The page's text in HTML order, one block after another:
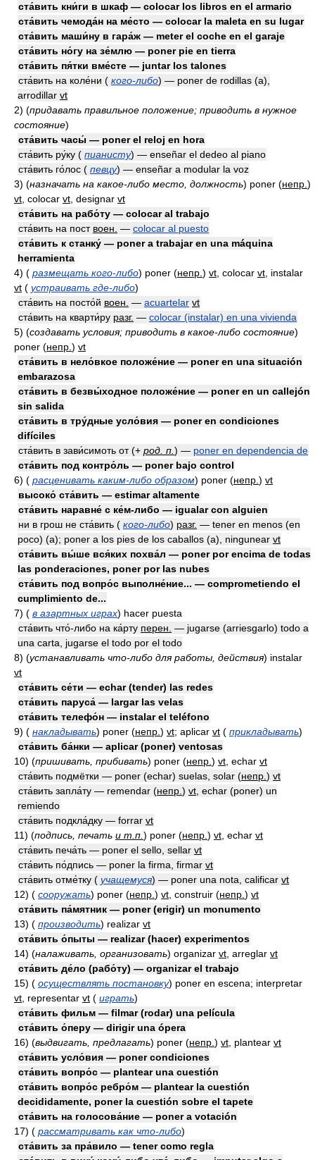
ста́вить кни́ги в шкаф — colocar los libros en el armario
ста́вить чемода́н на ме́сто — colocar la maleta en su lugar
ста́вить маши́ну в гара́ж — meter el coche en el garaje
ста́вить но́гу на зе́млю — poner pie en tierra
ста́вить пя́тки вме́сте — juntar los talones
ста́вить на коле́ни ( кого-либо) — poner de rodillas (a),
arrodillar vt
2) (придавать правильное положение; приводить в нужное
состояние)
ста́вить часы́ — poner el reloj en hora
ста́вить ру́ку ( пианисту) — enseñar el dedeo al piano
ста́вить го́лос ( певцу) — enseñar a modular la voz
3) (назначать на какое-либо место, должность) poner (непр. )
vt , colocar vt , designar vt
ста́вить на рабо́ту — colocar al trabajo
ста́вить на пост воен. — colocar al puesto
ста́вить к станку́ — poner a trabajar en una máquina
herramienta
4) ( размещать кого-либо) poner (непр. ) vt , colocar vt , instalar
vt ( устраивать где-либо)
ста́вить на посто́й воен. — acuartelar vt
ста́вить на кварти́ру разг. — colocar (instalar) en una vivienda
5) (создавать условия; приводить в какое-либо состояние)
poner (непр. ) vt
ста́вить в нело́вкое положе́ние — poner en una situación
embarazosa
ста́вить в безвы́ходное положе́ние — poner en un callejón
sin salida
ста́вить в тру́дные усло́вия — poner en condiciones
difíciles
ста́вить в зави́симоть от(+ род. п. ) — poner en dependencia de
ста́вить под контро́ль — poner bajo control
6) ( расценивать каким-либо образом) poner (непр. ) vt
высоко́ ста́вить — estimar altamente
ста́вить наравне́ с ке́м-либо — igualar con alguien
ни в грош не ста́вить ( кого-либо) разг. — tener en menos (en
poco) (a); poner a los pies de los caballos (a), ningunear vt
ста́вить вы́ше вся́ких похва́л — poner por encima de todas
las ponderaciones, poner por las nubes
ста́вить под вопро́с выполне́ние... — comprometiendo el
cumplimiento de...
7) ( в азартных играх) hacer puesta
ста́вить что́-либо на ка́рту перен. — jugarse (arriesgarlo) todo a
una carta, jugarse el todo por el todo
8) (устанавливать что-либо для работы, действия) instalar
vt
ста́вить се́ти — echar (tender) las redes
ста́вить паруса́ — largar las velas
ста́вить телефо́н — instalar el teléfono
9) ( накладывать) poner (непр. ) vt; aplicar vt ( прикладывать)
ста́вить ба́нки — aplicar (poner) ventosas
10) (пришивать, прибивать) poner (непр. ) vt , echar vt
ста́вить подмётки — poner (echar) suelas, solar (непр. ) vt
ста́вить запла́ту — remendar (непр. ) vt , echar (poner) un
remiendo
ста́вить подкла́дку — forrar vt
11) (подпись, печать и т.п. ) poner (непр. ) vt , echar vt
ста́вить печа́ть — poner el sello, sellar vt
ста́вить по́дпись — poner la firma, firmar vt
ста́вить отме́тку ( учащемуся) — poner una nota, calificar vt
12) ( сооружать) poner (непр. ) vt , construir (непр. ) vt
ста́вить па́мятник — poner (erigir) un monumento
13) ( производить) realizar vt
ста́вить о́пыты — realizar (hacer) experimentos
14) (налаживать, организовать) organizar vt , arreglar vt
ста́вить де́ло (рабо́ту) — organizar el trabajo
15) ( осуществлять постановку) poner en escena; interpretar
vt , representar vt ( играть)
ста́вить фильм — filmar (rodar) una película
ста́вить о́перу — dirigir una ópera
16) (выдвигать, предлагать) poner (непр. ) vt , plantear vt
ста́вить усло́вия — poner condiciones
ста́вить вопро́с — plantear una cuestión
ста́вить вопро́с ребро́м — plantear la cuestión
decididamente, poner la cuestión sobre el tapete
ста́вить на голосова́ние — poner a votación
17) ( рассматривать как что-либо)
ста́вить за пра́вило — tener como regla